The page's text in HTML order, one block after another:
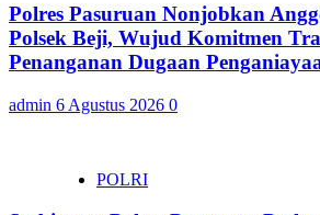
Polres Pasuruan Nonjobkan
Polsek Beji, Wujud Komitmen
Penanganan Dugaan
admin 6 Agustus 2026 0
POLRI